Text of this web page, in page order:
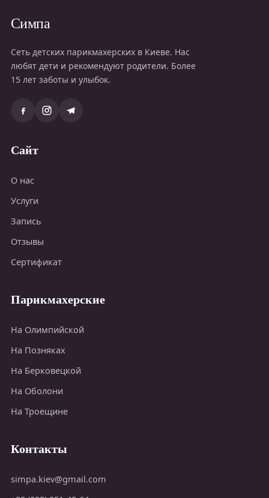
Симпа
Сеть детских парикмахерских в Киеве. Нас
любят дети и рекомендуют родители. Более
15 лет заботы и улыбок.
Сайт
О нас
Услуги
Запись
Отзывы
Сертификат
Парикмахерские
На Олимпийской
На Позняках
На Берковецкой
На Оболони
На Троещине
Контакты
simpa.kiev@gmail.com